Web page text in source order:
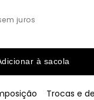
juros
à sacola
Trocas e